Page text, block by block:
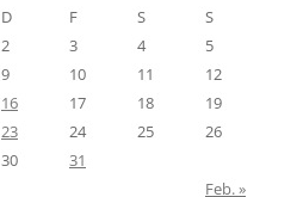
D F S
S
2 3 4
5
9 10 11
12
16 17 18
19
23 24 25
26
30
31
Feb. »